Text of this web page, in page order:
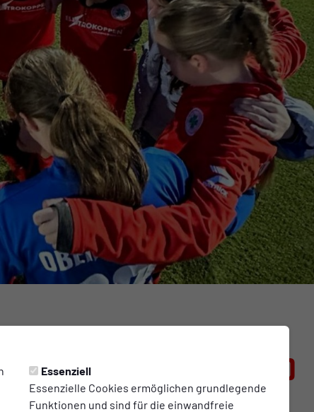
Essenziell
Essenzielle Cookies ermöglichen grundlegende
Funktionen und sind für die einwandfreie
bei RWO
eine Anlaufstelle für fußballinteressierte